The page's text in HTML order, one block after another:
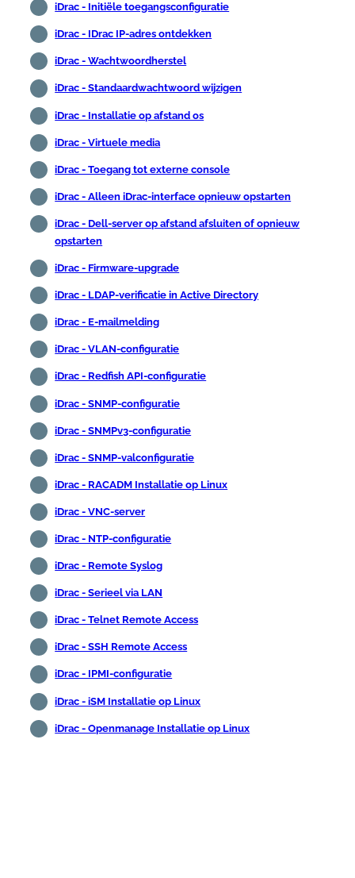
iDrac - Initiële toegangsconfiguratie
iDrac - IDrac IP-adres ontdekken
iDrac - Wachtwoordherstel
iDrac - Standaardwachtwoord wijzigen
iDrac - Installatie op afstand os
iDrac - Virtuele media
iDrac - Toegang tot externe console
iDrac - Alleen iDrac-interface opnieuw opstarten
iDrac - Dell-server op afstand afsluiten of opnieuw
opstarten
iDrac - Firmware-upgrade
iDrac - LDAP-verificatie in Active Directory
iDrac - E-mailmelding
iDrac - VLAN-configuratie
iDrac - Redfish API-configuratie
iDrac - SNMP-configuratie
iDrac - SNMPv3-configuratie
iDrac - SNMP-valconfiguratie
iDrac - RACADM Installatie op Linux
iDrac - VNC-server
iDrac - NTP-configuratie
iDrac - Remote Syslog
iDrac - Serieel via LAN
iDrac - Telnet Remote Access
iDrac - SSH Remote Access
iDrac - IPMI-configuratie
iDrac - iSM Installatie op Linux
iDrac - Openmanage Installatie op Linux